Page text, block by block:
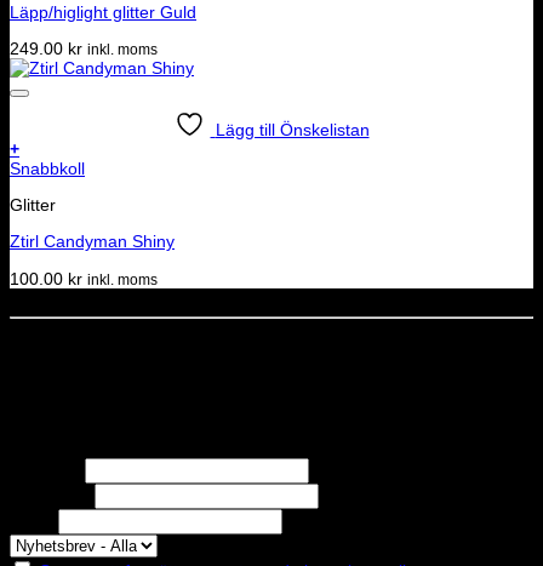
Läpp/higlight glitter Guld
249.00 kr inkl. moms
Lägg till Önskelistan
+
Snabbkoll
Glitter
Ztirl Candyman Shiny
100.00 kr inkl. moms